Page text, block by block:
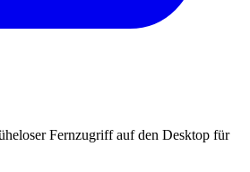
Fernzugriff auf den Desktop für